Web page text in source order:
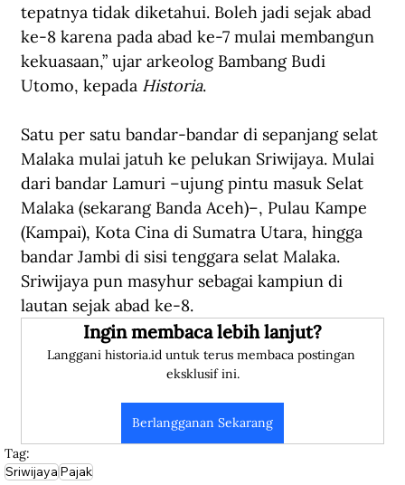
tepatnya tidak diketahui. Boleh jadi sejak abad
ke-8 karena pada abad ke-7 mulai membangun
kekuasaan,” ujar arkeolog Bambang Budi
Utomo, kepada Historia.
Satu per satu bandar-bandar di sepanjang selat
Malaka mulai jatuh ke pelukan Sriwijaya. Mulai
dari bandar Lamuri –ujung pintu masuk Selat
Malaka (sekarang Banda Aceh)–, Pulau Kampe
(Kampai), Kota Cina di Sumatra Utara, hingga
bandar Jambi di sisi tenggara selat Malaka.
Sriwijaya pun masyhur sebagai kampiun di
lautan sejak abad ke-8.
Ingin membaca lebih lanjut?
Langgani historia.id untuk terus membaca postingan
eksklusif ini.
Berlangganan Sekarang
Tag:
SriwijayaPajak